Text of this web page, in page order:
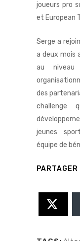
joueurs pro
et European
Serge a
a deux mois
au
des
challenge
jeunes
équipe de